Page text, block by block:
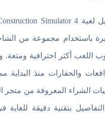
باستخدام مجموعة من
اللعب أكثر احترافية
والحفارات منذ
الشراء المعروفة من متجر
بتقنية دقيقة